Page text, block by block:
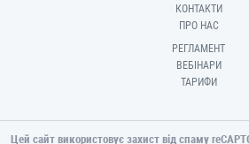
КОНТАКТИ
ПРО НАС
РЕГЛАМЕНТ
ВЕБІНАРИ
ТАРИФИ
Цей сайт використовує захист від спаму